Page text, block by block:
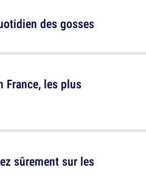
des gosses
sûrement sur les
France, les plus